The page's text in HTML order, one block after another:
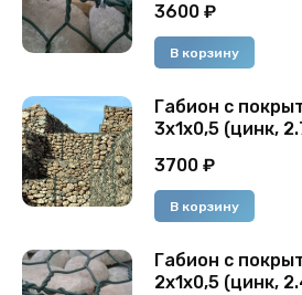
3600 ₽
В корзину
Габион с
3х1х0,5 (цинк,
3700 ₽
В корзину
Габион с
2х1х0,5 (цинк,